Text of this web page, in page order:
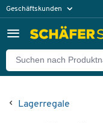
Geschäftskunden
Lagerregale